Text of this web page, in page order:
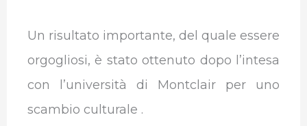
Un risultato importante, del quale essere
orgogliosi, è stato ottenuto dopo l’intesa
con l’università di Montclair per uno
scambio culturale .